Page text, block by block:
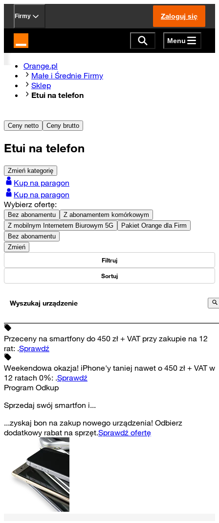
Firmy Zaloguj się
Strona główna Orange.pl Menu
Orange.pl
Małe i Średnie Firmy
Sklep
Etui na telefon
Ceny netto Ceny brutto
Etui na telefon
Zmień kategorię
Kup na paragon
Kup na paragon
Wybierz ofertę:
Bez abonamentu
Z abonamentem komórkowym
Z mobilnym Internetem Biurowym 5G
Pakiet Orange dla Firm
Bez abonamentu
Zmień
Filtruj
Sortuj
Wyszukaj urządzenie
Przeceny na smartfony do 450 zł + VAT przy zakupie na 12
rat: .Sprawdź
Weekendowa okazja! iPhone'y taniej nawet o 450 zł + VAT w
12 ratach 0%: .Sprawdź
Program Odkup
Sprzedaj swój smartfon i...
...zyskaj bon na zakup nowego urządzenia! Odbierz
dodatkowy rabat na sprzęt.Sprawdź ofertę